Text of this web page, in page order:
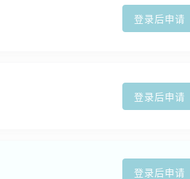
登录后申请
登录后申请
登录后申请